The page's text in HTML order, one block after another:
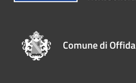
Comune di Offida